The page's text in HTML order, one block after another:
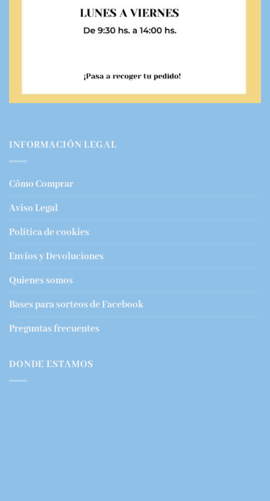
INFORMACIÓN LEGAL
Cómo Comprar
Aviso Legal
Política de cookies
Envíos y Devoluciones
Quienes somos
Bases para sorteos de Facebook
Preguntas frecuentes
DONDE ESTAMOS